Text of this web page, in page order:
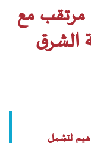
مرتقب مع
الشرق
لتشمل